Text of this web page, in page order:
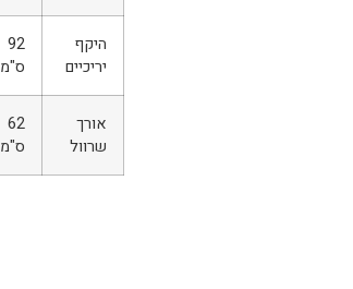
היקף
יריכיים
92
ס"מ
אורך
שרוול
62
ס"מ